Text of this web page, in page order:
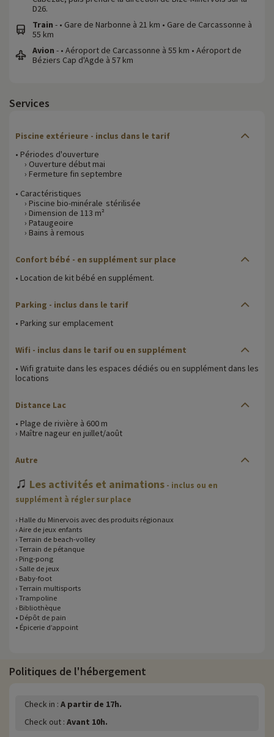
D26.
Train - • Gare de Narbonne à 21 km • Gare de Carcassonne à
55 km
Avion - • Aéroport de Carcassonne à 55 km • Aéroport de
Béziers Cap d'Agde à 57 km
Services
Piscine extérieure - inclus dans le tarif
• Périodes d'ouverture
› Ouverture début mai
› Fermeture fin septembre
• Caractéristiques
› Piscine bio-minérale stérilisée
› Dimension de 113 m²
› Pataugeoire
› Bains à remous
Confort bébé - en supplément sur place
• Location de kit bébé en supplément.
Parking - inclus dans le tarif
• Parking sur emplacement
Wifi - inclus dans le tarif ou en supplément
• Wifi gratuite dans les espaces dédiés ou en supplément dans les
locations
Distance Lac
• Plage de rivière à 600 m
› Maître nageur en juillet/août
Autre
♫ Les activités et animations - inclus ou en
supplément à régler sur place
› Halle du Minervois avec des produits régionaux
› Aire de jeux enfants
› Terrain de beach-volley
› Terrain de pétanque
› Ping-pong
› Salle de jeux
› Baby-foot
› Terrain multisports
› Trampoline
› Bibliothèque
• Dépôt de pain
• Épicerie d’appoint
Politiques de l'hébergement
Check in : A partir de 17h.
Check out : Avant 10h.